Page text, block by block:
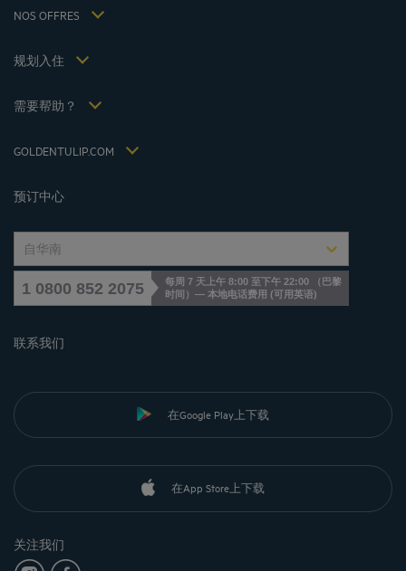
NOS OFFRES
逍遥游优惠（含早餐）
规划入住
会议和活动
需要帮助？
常见问答
GOLDENTULIP.COM
Flavours Instant Benefit 通用使用条款和条件
Politiques de taxes 2023
税收政策 2021
Jin Jiang International
预订中心
自华南
1 0800 852 2075
每周 7 天上午 8:00 至下午 22:00 （巴黎
时间）— 本地电话费用 ( 可用英语)
联系我们
在Google Play上下载
在App Store上下载
关注我们